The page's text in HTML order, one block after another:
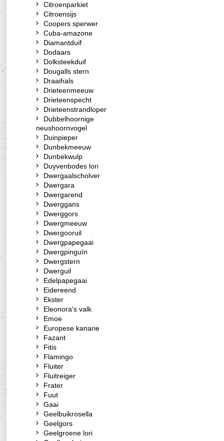
Citroenparkiet
Citroensijs
Coopers sperwer
Cuba-amazone
Diamantduif
Dodaars
Dolksteekduif
Dougalls stern
Draaihals
Drieteenmeeuw
Drieteenspecht
Drieteenstrandloper
Dubbelhoornige
neushoornvogel
Duinpieper
Dunbekmeeuw
Dunbekwulp
Duyvenbodes lori
Dwergaalscholver
Dwergara
Dwergarend
Dwerggans
Dwerggors
Dwergmeeuw
Dwergooruil
Dwergpapegaai
Dwergpinguïn
Dwergstern
Dwerguil
Edelpapegaai
Eidereend
Ekster
Eleonora's valk
Emoe
Europese kanarie
Fazant
Fitis
Flamingo
Fluiter
Fluitreiger
Frater
Fuut
Gaai
Geelbuikrosella
Geelgors
Geelgroene lori